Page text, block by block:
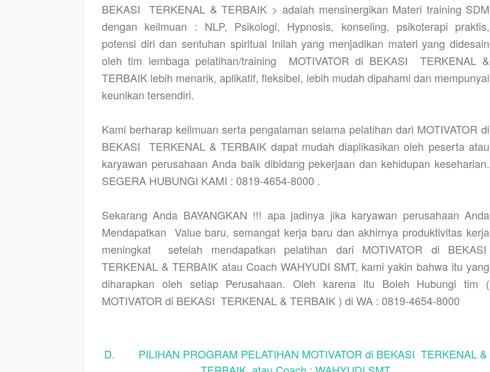
BEKASI
TERKENAL & TERBAIK > adalah mensinergikan Materi training SDM
dengan keilmuan : NLP, Psikologi, Hypnosis, konseling, psikoterapi praktis,
potensi diri dan sentuhan spiritual Inilah yang menjadikan materi yang didesain
oleh tim lembaga pelatihan/training
MOTIVATOR di BEKASI
TERKENAL &
TERBAIK lebih menarik, aplikatif, fleksibel, lebih mudah dipahami dan mempunyai
keunikan tersendiri.
Kami berharap keilmuan serta pengalaman selama pelatihan dari MOTIVATOR di
BEKASI
TERKENAL & TERBAIK dapat mudah diaplikasikan oleh peserta atau
karyawan perusahaan Anda baik dibidang pekerjaan dan kehidupan keseharian.
SEGERA HUBUNGI KAMI : 0819-4654-8000 .
Sekarang Anda BAYANGKAN !!! apa jadinya jika karyawan perusahaan Anda
Mendapatkan Value baru, semangat kerja baru dan akhirnya produktivitas kerja
meningkat
setelah mendapatkan pelatihan dari MOTIVATOR di BEKASI
TERKENAL & TERBAIK atau Coach WAHYUDI SMT, kami yakin bahwa itu yang
diharapkan oleh setiap Perusahaan. Oleh karena itu Boleh Hubungi tim (
MOTIVATOR di BEKASI TERKENAL & TERBAIK ) di WA : 0819-4654-8000
D. PILIHAN PROGRAM PELATIHAN MOTIVATOR di BEKASI TERKENAL &